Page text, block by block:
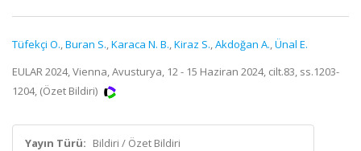
Tüfekçi O.,Buran S.,Karaca N. B.,Kiraz S.,Akdoğan A.,Ünal E.
EULAR 2024, Vienna, Avusturya, 12 - 15 Haziran 2024, cilt.83, ss.1203-
1204, (Özet Bildiri)
Yayın Türü: Bildiri / Özet Bildiri